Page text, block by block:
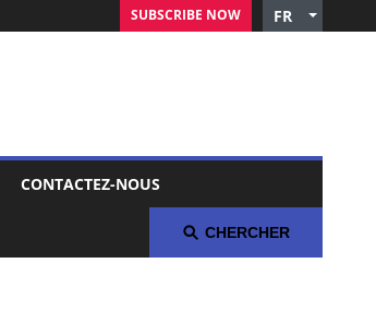
FR
Spanish
Italian
SUBSCRIBE NOW
CONTACTEZ-NOUS
CHERCHER